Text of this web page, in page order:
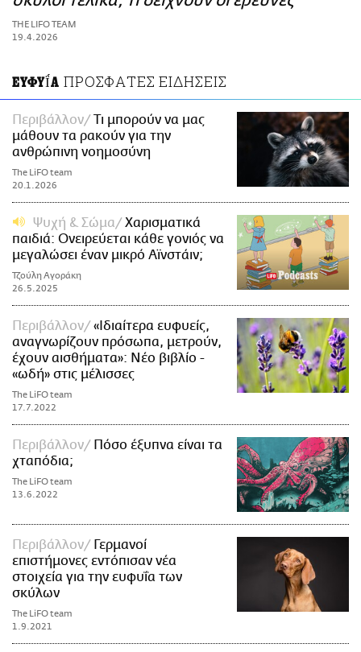
ΑΜΠΑ
PRINT
THE LIFO TEAM
19.4.2026
ΕΥΦΥΪ́Α ΠΡΟΣΦΑΤΕΣ ΕΙΔΗΣΕΙΣ
Περιβάλλον
Τι μπορούν να μας
μάθουν τα ρακούν για την
ανθρώπινη νοημοσύνη
The LiFO team
20.1.2026
Ψυχή & Σώμα
Χαρισματικά
παιδιά: Ονειρεύεται κάθε γονιός να
μεγαλώσει έναν μικρό Αϊνστάιν;
Τζούλη Αγοράκη
26.5.2025
Περιβάλλον
«Ιδιαίτερα ευφυείς,
αναγνωρίζουν πρόσωπα, μετρούν,
έχουν αισθήματα»: Νέο βιβλίο -
«ωδή» στις μέλισσες
The LiFO team
17.7.2022
Περιβάλλον
Πόσο έξυπνα είναι τα
χταπόδια;
The LiFO team
13.6.2022
Περιβάλλον
Γερμανοί
επιστήμονες εντόπισαν νέα
στοιχεία για την ευφυΐα των
σκύλων
The LiFO team
1.9.2021